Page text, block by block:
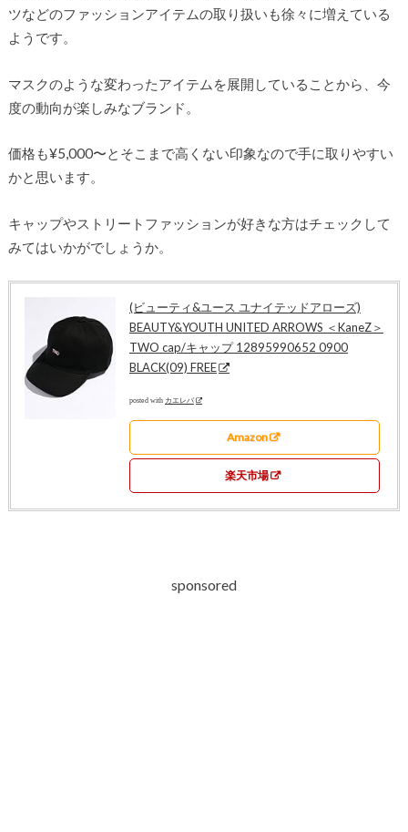
ツなどのファッションアイテムの取り扱いも徐々に増えている
ようです。
マスクのような変わったアイテムを展開していることから、今
度の動向が楽しみなブランド。
価格も¥5,000〜とそこまで高くない印象なので手に取りやすい
かと思います。
キャップやストリートファッションが好きな方はチェックして
みてはいかがでしょうか。
(ビューティ&ユース ユナイテッドアローズ)
BEAUTY&YOUTH UNITED ARROWS ＜KaneZ＞
TWO cap/キャップ 12895990652 0900
BLACK(09) FREE
posted with カエレバ
Amazon
楽天市場
sponsored